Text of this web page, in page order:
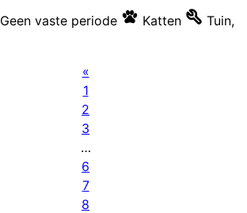
Geen vaste periode Katten Tuin,
«
1
2
3
…
6
7
8